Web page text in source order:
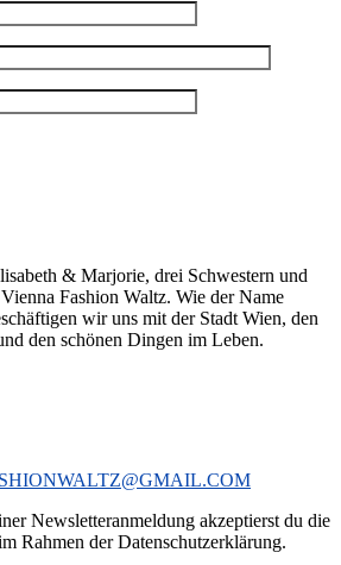
& Marjorie, drei Schwestern und
Fashion Waltz. Wie der Name
wir uns mit der Stadt Wien, den
den schönen Dingen im Leben.
Newsletteranmeldung akzeptierst du die
Rahmen der Datenschutzerklärung.